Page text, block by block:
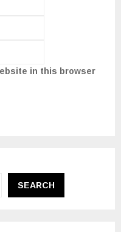
in this browser
SEARCH